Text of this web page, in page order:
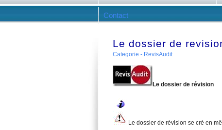
Contact
Le dossier de
Categorie - RevisAudit
Le dossier de révision
Le dossier de révision se cré en